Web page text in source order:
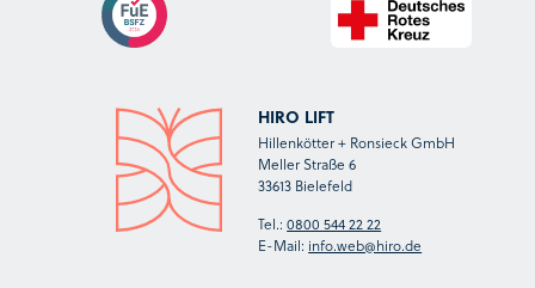
HIRO LIFT
Hillenkötter + Ronsieck GmbH
Meller Straße 6
33613 Bielefeld
Tel.:0800 544 22 22
E-Mail: info.web@hiro.de